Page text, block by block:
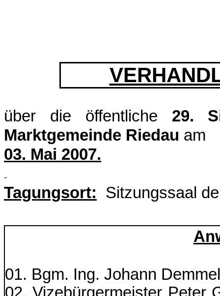
über die öffentliche 29.
Marktgemeinde Riedau am
03. Mai 2007.
Tagungsort: Sitzungssaal
01. Bgm. Ing. Johann